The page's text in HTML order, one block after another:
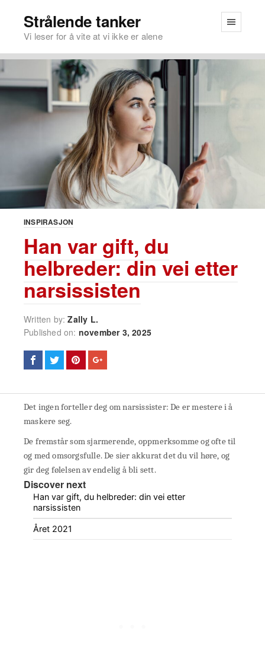
Strålende tanker
Vi leser for å vite at vi ikke er alene
INSPIRASJON
Han var gift, du
helbreder: din vei etter
narsissisten
Written by:Zally L.
Published on: november 3, 2025
Det ingen forteller deg om narsissister: De er mestere i å
maskere seg.
De fremstår som sjarmerende, oppmerksomme og ofte til
og med omsorgsfulle. De sier akkurat det du vil høre, og
gir deg følelsen av endelig å bli sett.
Discover next
Han var gift, du helbreder: din vei etter
narsissisten
Året 2021